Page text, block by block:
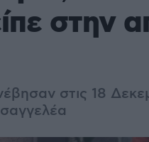
στην
στις 18